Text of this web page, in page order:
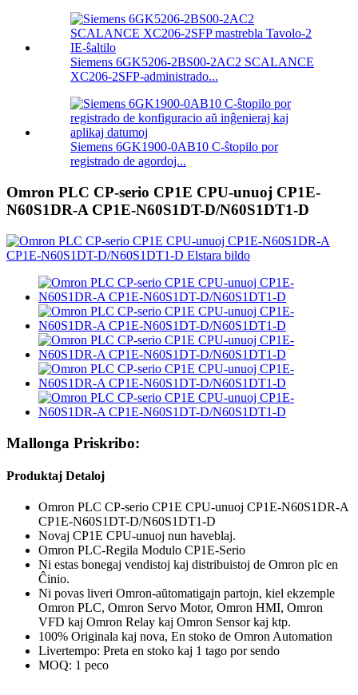
Siemens 6GK5206-2BS00-2AC2 SCALANCE
XC206-2SFP-administrado...
Siemens 6GK1900-0AB10 C-ŝtopilo por
registrado de agordoj...
Omron PLC CP-serio CP1E CPU-unuoj CP1E-
N60S1DR-A CP1E-N60S1DT-D/N60S1DT1-D
Mallonga Priskribo:
Produktaj Detaloj
Omron PLC CP-serio CP1E CPU-unuoj CP1E-N60S1DR-A
CP1E-N60S1DT-D/N60S1DT1-D
Novaj CP1E CPU-unuoj nun haveblaj.
Omron PLC-Regila Modulo CP1E-Serio
Ni estas bonegaj vendistoj kaj distribuistoj de Omron plc en
Ĉinio.
Ni povas liveri Omron-aŭtomatigajn partojn, kiel ekzemple
Omron PLC, Omron Servo Motor, Omron HMI, Omron
VFD kaj Omron Relay kaj Omron Sensor kaj ktp.
100% Originala kaj nova, En stoko de Omron Automation
Livertempo: Preta en stoko kaj 1 tago por sendo
MOQ: 1 peco